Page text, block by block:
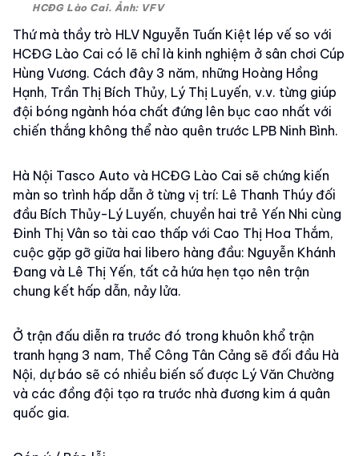
HCĐG Lào Cai. Ảnh: VFV
Thứ mà thầy trò HLV Nguyễn Tuấn Kiệt lép vế so với
HCĐG Lào Cai có lẽ chỉ là kinh nghiệm ở sân chơi Cúp
Hùng Vương. Cách đây 3 năm, những Hoàng Hồng
Hạnh, Trần Thị Bích Thủy, Lý Thị Luyến, v.v. từng giúp
đội bóng ngành hóa chất đứng lên bục cao nhất với
chiến thắng không thể nào quên trước LPB Ninh Bình.
Hà Nội Tasco Auto và HCĐG Lào Cai sẽ chứng kiến
màn so trình hấp dẫn ở từng vị trí: Lê Thanh Thúy đối
đầu Bích Thủy-Lý Luyến, chuyền hai trẻ Yến Nhi cùng
Đinh Thị Vân so tài cao thấp với Cao Thị Hoa Thắm,
cuộc gặp gỡ giữa hai libero hàng đầu: Nguyễn Khánh
Đang và Lê Thị Yến, tất cả hứa hẹn tạo nên trận
chung kết hấp dẫn, nảy lửa.
Ở trận đấu diễn ra trước đó trong khuôn khổ trận
tranh hạng 3 nam, Thể Công Tân Cảng sẽ đối đầu Hà
Nội, dự báo sẽ có nhiều biến số được Lý Văn Chường
và các đồng đội tạo ra trước nhà đương kim á quân
quốc gia.